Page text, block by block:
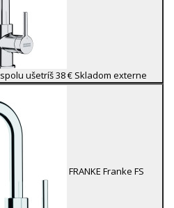
spolu ušetríš 38 € Skladom externe
FRANKE Franke FS